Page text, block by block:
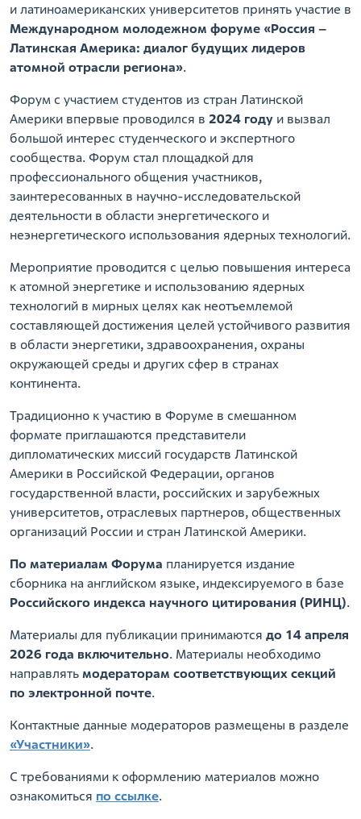
и латиноамериканских университетов принять участие в
Международном молодежном форуме «Россия –
Латинская Америка: диалог будущих лидеров
атомной отрасли региона».
Форум с участием студентов из стран Латинской
Америки впервые проводился в 2024 году и вызвал
большой интерес студенческого и экспертного
сообщества. Форум стал площадкой для
профессионального общения участников,
заинтересованных в научно-исследовательской
деятельности в области энергетического и
неэнергетического использования ядерных технологий.
Мероприятие проводится с целью повышения интереса
к атомной энергетике и использованию ядерных
технологий в мирных целях как неотъемлемой
составляющей достижения целей устойчивого развития
в области энергетики, здравоохранения, охраны
окружающей среды и других сфер в странах
континента.
Традиционно к участию в Форуме в смешанном
формате приглашаются представители
дипломатических миссий государств Латинской
Америки в Российской Федерации, органов
государственной власти, российских и зарубежных
университетов, отраслевых партнеров, общественных
организаций России и стран Латинской Америки.
По материалам Форума планируется издание
сборника на английском языке, индексируемого в базе
Российского индекса научного цитирования (РИНЦ).
Материалы для публикации принимаются до 14 апреля
2026 года включительно. Материалы необходимо
направлятьмодераторам соответствующих секций
по электронной почте.
Контактные данные модераторов размещены в разделе
«Участники».
С требованиями к оформлению материалов можно
ознакомиться по ссылке.